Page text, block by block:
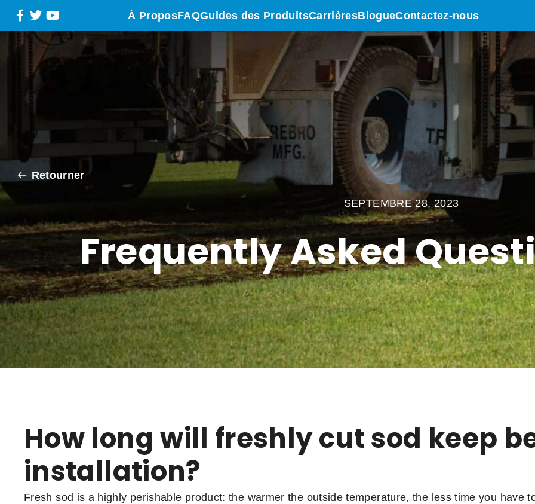
À ProposFAQGuides des ProduitsCarrièresBlogueContactez-nous
Retourner
SEPTEMBRE 28, 2023
Frequently Asked
How long will freshly cut sod keep
installation?
Fresh sod is a highly perishable product: the warmer the outside temperature, the less time you have